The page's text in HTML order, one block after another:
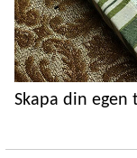
Skapa din egen